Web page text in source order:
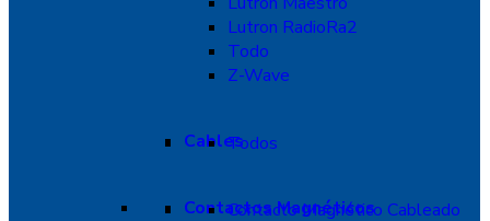
Lutron RadioRa2
Todo
Z-Wave
CablesTodos
Contactos Magnéticos
Contacto Magnético Cableado